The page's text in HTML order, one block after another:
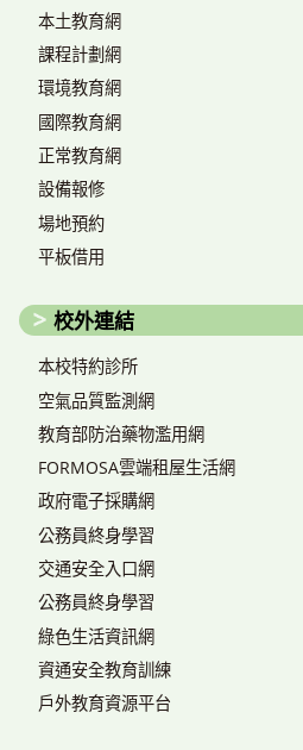
本土教育網
課程計劃網
環境教育網
國際教育網
正常教育網
設備報修
場地預約
平板借用
校外連結
本校特約診所
空氣品質監測網
教育部防治藥物濫用網
FORMOSA雲端租屋生活網
政府電子採購網
公務員終身學習
交通安全入口網
公務員終身學習
綠色生活資訊網
資通安全教育訓練
戶外教育資源平台